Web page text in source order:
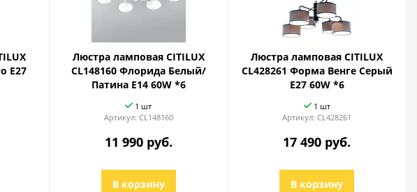
E27
Люстра ламповая CITILUX
CL148160 Флорида Белый/
Патина Е14 60W *6
1 шт
Артикул: CL148160
11 990 руб.
В корзину
Люстра ламповая CITILUX
CL428261 Форма Венге Серый
E27 60W *6
1 шт
Артикул:CL428261
17 490 руб.
В корзину